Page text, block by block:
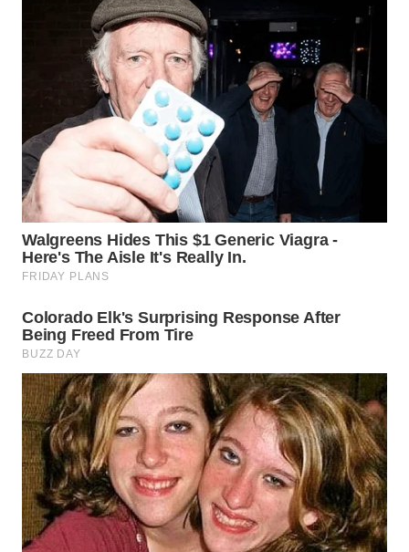
LANGKAT
TAPANULI
SELATAN
TANJUNG
LESUNG
WN
WN
SIMALUNGUN
WN
LABUHANBATU
WN
TAPANULI
TENGAH